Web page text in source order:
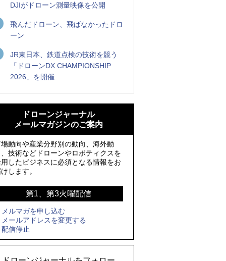
DJIがドローン測量映像を公開
飛んだドローン、飛ばなかったドロ
ーン
JR東日本、鉄道点検の技術を競う
「ドローンDX CHAMPIONSHIP
2026」を開催
飛ぶLEDスクリーン」とドローンショー
による新演出を実施
防衛装備庁「迎撃ドローン早期取得プロ
グラム」にテラドローンが採択、国産機
で量産調達を目指す
パイダーマン』や「M!LK」とのコラボド
ローンショー8/1開催
ドローンとナイトバブルが競演、「花園
ドローンショーフェスタ2026」10/3、4
開催
飛ぶLEDスクリーン」とドローンショー
による新演出を実施
国産AUVを社会実装へ、スタートアップ
「BlueArch株式会社」設立
防衛装備庁「迎撃ドローン早期取得プロ
で量産調達を目指す
サザンビーチちがさき花火大会で「復活
の花火」打ち上げ、キリンビールがライ
ブ中継と連動した支援企画
ドローンジャーナル
メールマガジンのご案内
動向や産業分野別の動向、海外動
、技術などドローンやロボティクスを
したビジネスに必須となる情報をお
します。
第1、第3火曜配信
メルマガを申し込む
メールアドレスを変更する
配信停止